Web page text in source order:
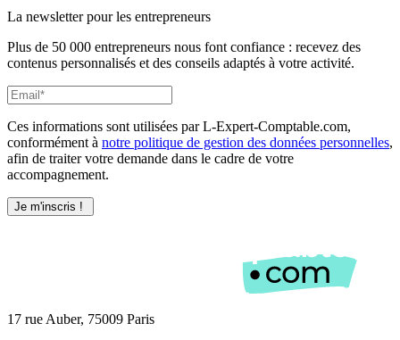
La newsletter pour les entrepreneurs
Plus de 50 000 entrepreneurs nous font confiance : recevez des
contenus personnalisés et des conseils adaptés à votre activité.
Ces informations sont utilisées par L-Expert-Comptable.com,
conformément à notre politique de gestion des données personnelles,
afin de traiter votre demande dans le cadre de votre
accompagnement.
17 rue Auber, 75009 Paris